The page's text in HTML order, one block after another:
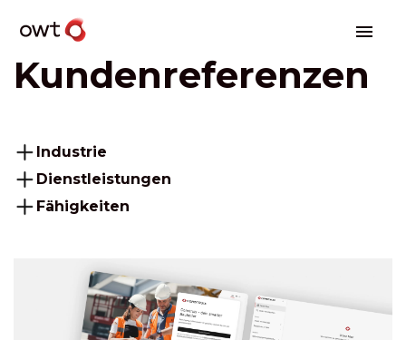
Kundenreferenzen
Industrie
Dienstleistungen
Fähigkeiten